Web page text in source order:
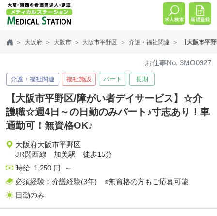
大阪府 大阪市 大阪市平野区 介護・福祉関連 【大阪市平
お仕事No. 3MO0927
介護・福祉関連 福祉施設 パート 長期
【大阪市平野区/障がい者デイサービス】☆介
護職☆週4日～の日勤のみパート♪寸志あり！車
通勤可！無資格OK♪
大阪府大阪市平野区
JR関西線 加美駅 徒歩15分
時給 1,250 円 ～
必須経験：介護経験(3年) ※無資格の方もご応募可能
日勤のみ